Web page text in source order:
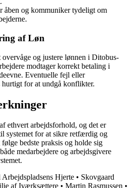
åben og kommuniker tydeligt om
af Løn
og justere lønnen i Ditobus-
modtager korrekt betaling i
Eventuelle fejl eller
for at undgå konflikter.
ethvert arbejdsforhold, og det er
systemet for at sikre retfærdig og
bedste praksis og holde sig
medarbejdere og arbejdsgivere
Hjerte • Skovgaard
af Iværksættere • Martin Rasmussen •